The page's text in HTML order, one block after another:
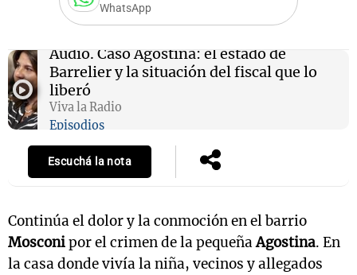
WhatsApp
Audio. Caso Agostina: el estado de
Barrelier y la situación del fiscal que lo
liberó
Viva la Radio
Episodios
Escuchá la nota
Continúa el dolor y la conmoción en el barrio
Mosconipor el crimen de la pequeñaAgostina. En
la casa donde vivía la niña, vecinos y allegados